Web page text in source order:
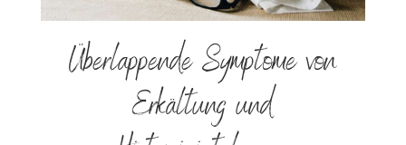
Überlappende Symptome von
Erkältung und